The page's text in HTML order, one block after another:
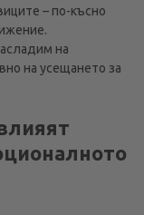
– по-късно
на
на усещането за